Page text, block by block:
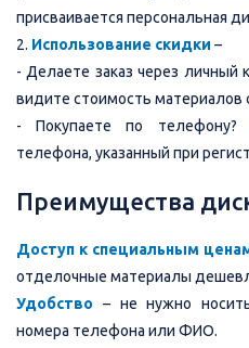
присваивается персональная
2. Использование скидки –
- Делаете заказ через личный
видите стоимость материалов
- Покупаете по телефону?
телефона, указанный при
Преимущества
Доступ к специальным
отделочные материалы
Удобство – не нужно
номера телефона или ФИО.